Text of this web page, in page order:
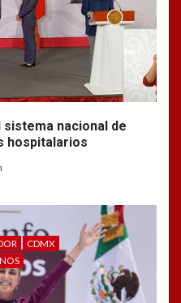
nacional de
hospitalarios
CDMX